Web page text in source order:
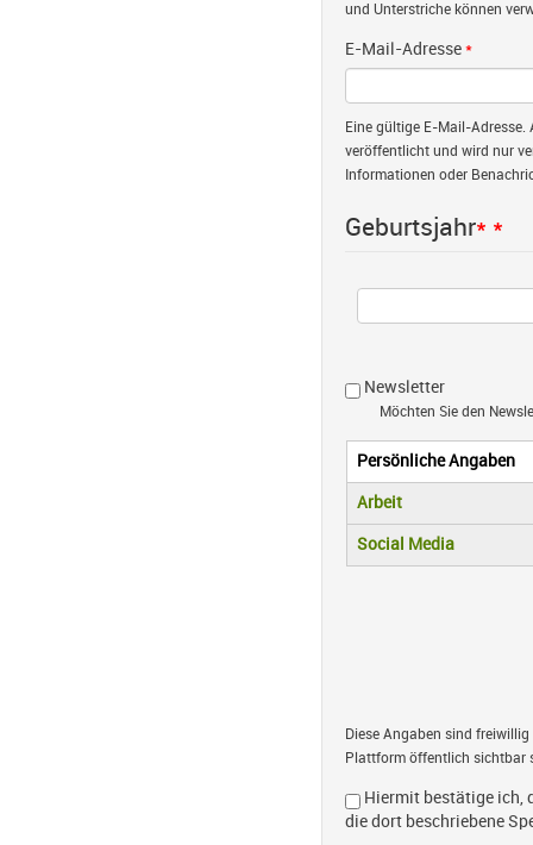
und Unterstriche können
E-Mail-Adresse *
Eine gültige E-Mail-Adresse.
veröffentlicht und wird nur
Informationen oder
Geburtsjahr* *
Newsletter
Möchten Sie den
Vertikale
Persönliche Angaben
(aktiver Reiter)
Arbeit
Social Media
Diese Angaben sind
Plattform öffentlich sichtbar
Hiermit bestätige ich,
die dort beschriebene